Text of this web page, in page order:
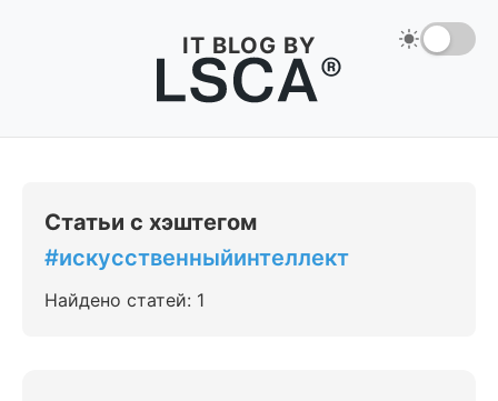
IT BLOG BY
Статьи с хэштегом
#искусственныйинтеллект
Найдено статей: 1